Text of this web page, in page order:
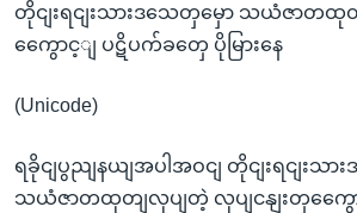
တိုငျးရငျးသားဒသေတှမှော သယံဇာတထု
ကွေောင့ျ ပဋိပက်ခတှေ ပိုမြားနေ
(Unicode)
ရခိုငျပွညျနယျအပါအဝငျ တိုငျးရငျးသာ
သယံဇာတထုတျလုပျတဲ့ လုပျငနျးတှကွေေ